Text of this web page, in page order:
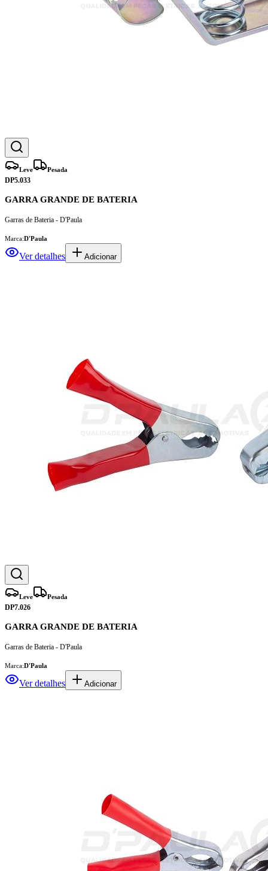
Leve Pesada
DP5.033
GARRA GRANDE DE BATERIA
Garras de Bateria - D'Paula
Marca:D'Paula
Ver detalhes Adicionar
Leve Pesada
DP7.026
GARRA GRANDE DE BATERIA
Garras de Bateria - D'Paula
Marca:D'Paula
Ver detalhes Adicionar